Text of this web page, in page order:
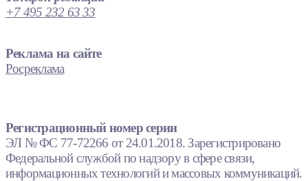
+7 495 232 63 33
Реклама на сайте
Росреклама
Регистрационный номер серии
ЭЛ № ФС 77-72266 от 24.01.2018. Зарегистрировано
Федеральной службой по надзору в сфере связи,
информационных технологий и массовых коммуникаций.